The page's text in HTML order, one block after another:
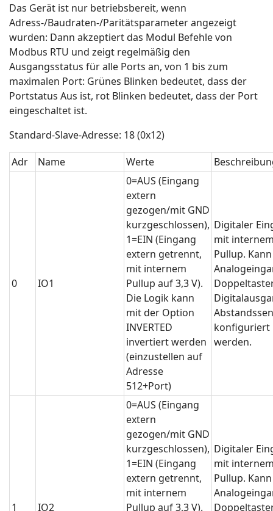
Das Gerät ist nur betriebsbereit, wenn
Adress-/Baudraten-/Paritätsparameter angezeigt
wurden: Dann akzeptiert das Modul Befehle von
Modbus RTU und zeigt regelmäßig den
Ausgangsstatus für alle Ports an, von 1 bis zum
maximalen Port: Grünes Blinken bedeutet, dass der
Portstatus Aus ist, rot Blinken bedeutet, dass der Port
eingeschaltet ist.
Standard-Slave-Adresse: 18 (0x12)
Adr
Name Werte
0 IO1
0=AUS (Eingang
extern
gezogen/mit GND
kurzgeschlossen),
1=EIN (Eingang
extern getrennt,
mit internem
Pullup auf 3,3 V).
Die Logik kann
mit der Option
INVERTED
invertiert werden
(einzustellen auf
Adresse
512+Port)
Digitaler
mit
Pullup.
konfiguriert
werden.
1 IO2
0=AUS (Eingang
extern
gezogen/mit GND
kurzgeschlossen),
1=EIN (Eingang
extern getrennt,
mit internem
Pullup auf 3,3 V).
Digitaler
mit
Pullup.